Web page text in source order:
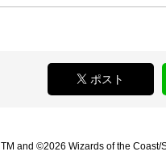
ポスト
TM and ©2026 Wizards of the